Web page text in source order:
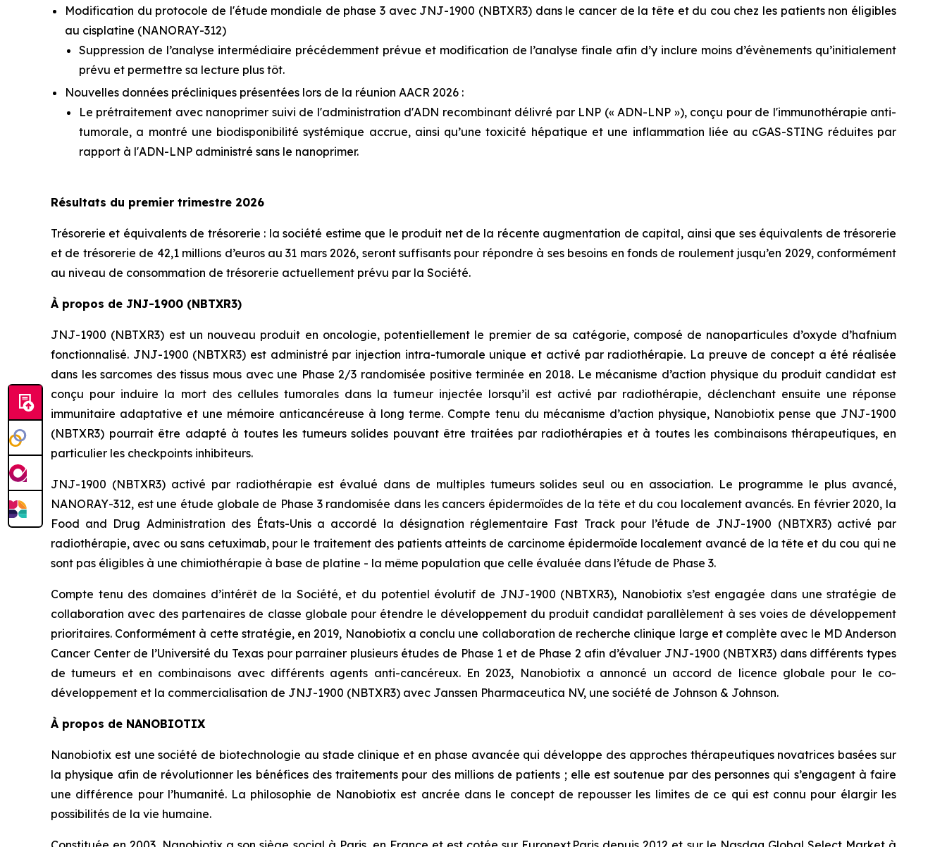
Modification du protocole de l'étude mondiale de phase 3 avec JNJ-1900 (NBTXR3) dans le cancer de la tête et du cou chez les patients non éligibles
au cisplatine (NANORAY-312)
Suppression de l’analyse intermédiaire précédemment prévue et modification de l’analyse finale afin d’y inclure moins d’évènements qu’initialement
prévu et permettre sa lecture plus tôt.
Nouvelles données précliniques présentées lors de la réunion AACR 2026 :
Le prétraitement avec nanoprimer suivi de l'administration d'ADN recombinant délivré par LNP (« ADN-LNP »), conçu pour de l'immunothérapie anti-
tumorale, a montré une biodisponibilité systémique accrue, ainsi qu’une toxicité hépatique et une inflammation liée au cGAS-STING réduites par
rapport à l'ADN-LNP administré sans le nanoprimer.
Résultats du premier trimestre 2026
Trésorerie et équivalents de trésorerie : la société estime que le produit net de la récente augmentation de capital, ainsi que ses équivalents de trésorerie
et de trésorerie de 42,1 millions d’euros au 31 mars 2026, seront suffisants pour répondre à ses besoins en fonds de roulement jusqu’en 2029, conformément
au niveau de consommation de trésorerie actuellement prévu par la Société.
À propos de JNJ-1900 (NBTXR3)
JNJ-1900 (NBTXR3) est un nouveau produit en oncologie, potentiellement le premier de sa catégorie, composé de nanoparticules d’oxyde d’hafnium
fonctionnalisé. JNJ-1900 (NBTXR3) est administré par injection intra-tumorale unique et activé par radiothérapie. La preuve de concept a été réalisée
dans les sarcomes des tissus mous avec une Phase 2/3 randomisée positive terminée en 2018. Le mécanisme d’action physique du produit candidat est
conçu pour induire la mort des cellules tumorales dans la tumeur injectée lorsqu’il est activé par radiothérapie, déclenchant ensuite une réponse
immunitaire adaptative et une mémoire anticancéreuse à long terme. Compte tenu du mécanisme d’action physique, Nanobiotix pense que JNJ-1900
(NBTXR3) pourrait être adapté à toutes les tumeurs solides pouvant être traitées par radiothérapies et à toutes les combinaisons thérapeutiques, en
particulier les checkpoints inhibiteurs.
JNJ-1900 (NBTXR3) activé par radiothérapie est évalué dans de multiples tumeurs solides seul ou en association. Le programme le plus avancé,
NANORAY-312, est une étude globale de Phase 3 randomisée dans les cancers épidermoïdes de la tête et du cou localement avancés. En février 2020, la
Food and Drug Administration des États-Unis a accordé la désignation réglementaire Fast Track pour l’étude de JNJ-1900 (NBTXR3) activé par
radiothérapie, avec ou sans cetuximab, pour le traitement des patients atteints de carcinome épidermoïde localement avancé de la tête et du cou qui ne
sont pas éligibles à une chimiothérapie à base de platine - la même population que celle évaluée dans l’étude de Phase 3.
Compte tenu des domaines d’intérêt de la Société, et du potentiel évolutif de JNJ-1900 (NBTXR3), Nanobiotix s’est engagée dans une stratégie de
collaboration avec des partenaires de classe globale pour étendre le développement du produit candidat parallèlement à ses voies de développement
prioritaires. Conformément à cette stratégie, en 2019, Nanobiotix a conclu une collaboration de recherche clinique large et complète avec le MD Anderson
Cancer Center de l’Université du Texas pour parrainer plusieurs études de Phase 1 et de Phase 2 afin d’évaluer JNJ-1900 (NBTXR3) dans différents types
de tumeurs et en combinaisons avec différents agents anti-cancéreux. En 2023, Nanobiotix a annoncé un accord de licence globale pour le co-
développement et la commercialisation de JNJ-1900 (NBTXR3) avec Janssen Pharmaceutica NV, une société de Johnson & Johnson.
À propos de NANOBIOTIX
Nanobiotix est une société de biotechnologie au stade clinique et en phase avancée qui développe des approches thérapeutiques novatrices basées sur
la physique afin de révolutionner les bénéfices des traitements pour des millions de patients ; elle est soutenue par des personnes qui s’engagent à faire
une différence pour l’humanité. La philosophie de Nanobiotix est ancrée dans le concept de repousser les limites de ce qui est connu pour élargir les
possibilités de la vie humaine.